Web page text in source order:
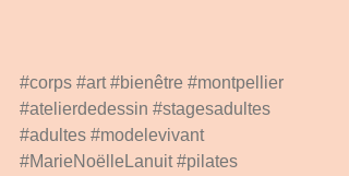
#corps #art #bienêtre #montpellier
#atelierdedessin #stagesadultes
#adultes #modelevivant
#MarieNoëlleLanuit #pilates